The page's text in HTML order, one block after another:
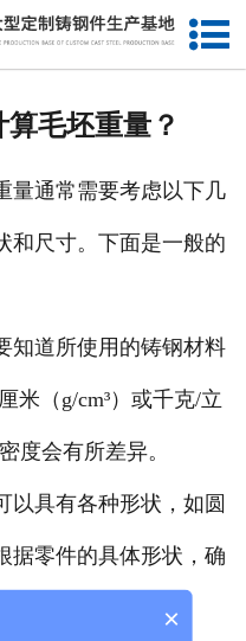
网站首页
生产能力
联系我们
毛坯重量？
量通常需要考虑以下几
和尺寸。下面是一般的
道所使用的铸钢材料
米（g/cm³）或千克/立
度会有所差异。
具有各种形状，如圆
据零件的具体形状，确
、长度、宽度等。
×